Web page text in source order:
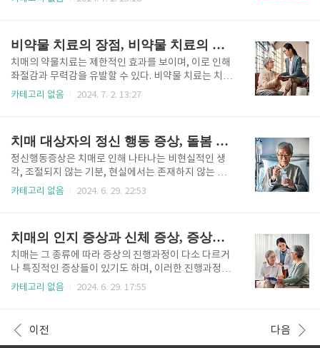
족과 치매 돌봄 제공자인 요양보호사는 치매대상자를
도 책임을 공유하는 관계이다. 이..
무에 임하여야 한다. 치매 대상자를 돌보는 요양보호사
의 윤리 요양보호사가 갖춰야 하는 윤리 덕목으로는 자
기결정권 존중, 차별대우 금지, 성실한 직무 수행, 전문
성의 강화, 철저한 자기 관리, 친절한 태도와 예의 바른
언행, 사생활 존중과 개인정보 보호, 적극적으로 협력하
자기 결정권 존중이란 치매대상..
비약물 치료의 장점, 비약물 치료의 종류와 효과, 주의할 점
치매의 약물치료는 제한적인 효과를 보이며, 이로 인해
좌절감과 무력감을 유발할 수 있다. 비약물 치료는 치매
증상 완화와 삶의 질 향상을 목표로 한다. 비약물 치료
한 방법인 비약물 치료는 무엇보다 치매대상자에 대한
개별화된 치료 제공이 가능하다는 점이 가장 큰 장점이
다. 환자와 치료자간의 상호작용을 통해 높은 치료효과
를 달성할 수 있는데, 대부분의 비약물 치료는 인간관계
와 상호작용에 의한 것으로써 치료자와의 라포형성이
가족의 적극적인 참여가 ..
카테고리 없음 2024. 7. 2. 13:27
치매 대상자의 정신 행동 증상, 돌봄 시 고려 사항, 약물 치료
정신행동증상은 치매로 인해 나타나는 비현실적인 생
각, 조절되지 않는 기분, 현실에서는 존재하지 않는 사
물에 대한 지각이나 오인, 부적절한 여러 행동들을 의미
가 보이는 다양한 부적절한 행동들에 대해 그 원인을 파
악하려고 노력해야 한다. 단계별 치매대상자의 정신행
동 증상치매의 단계는 경증 치매와 중고도 치매로 나누
어 생각할 수 있다. 경증 치매대상자의 정신행동 증상은
분명한 최근 기억장애가 있고, 기억장애 외에 최소한 한
장애가 발생하는 경우를 말한다. 흔히 무감동증, 사회적
위축에서부터 탈억제 또는 초조..
카테고리 없음 2024. 6. 29. 22:53
치매의 인지 증상과 신체 증상, 증상에 대한 고려 사항
치매는 그 종류에 따라 증상의 진행과정이 다소 다르거
나 특징적인 증상들이 있기도 하며, 이러한 진행과정에
따른 고려사항도 각각 다르게 적용되어야 한다. 따라서
떻게 반영하여 돌봄을 제공할 것인지 알아보도록 하겠
다.치매의 종류에 따른 주요 증상 진행과정의 특징치매
카테고리 없음 2024. 6. 29. 17:55
이전 다음